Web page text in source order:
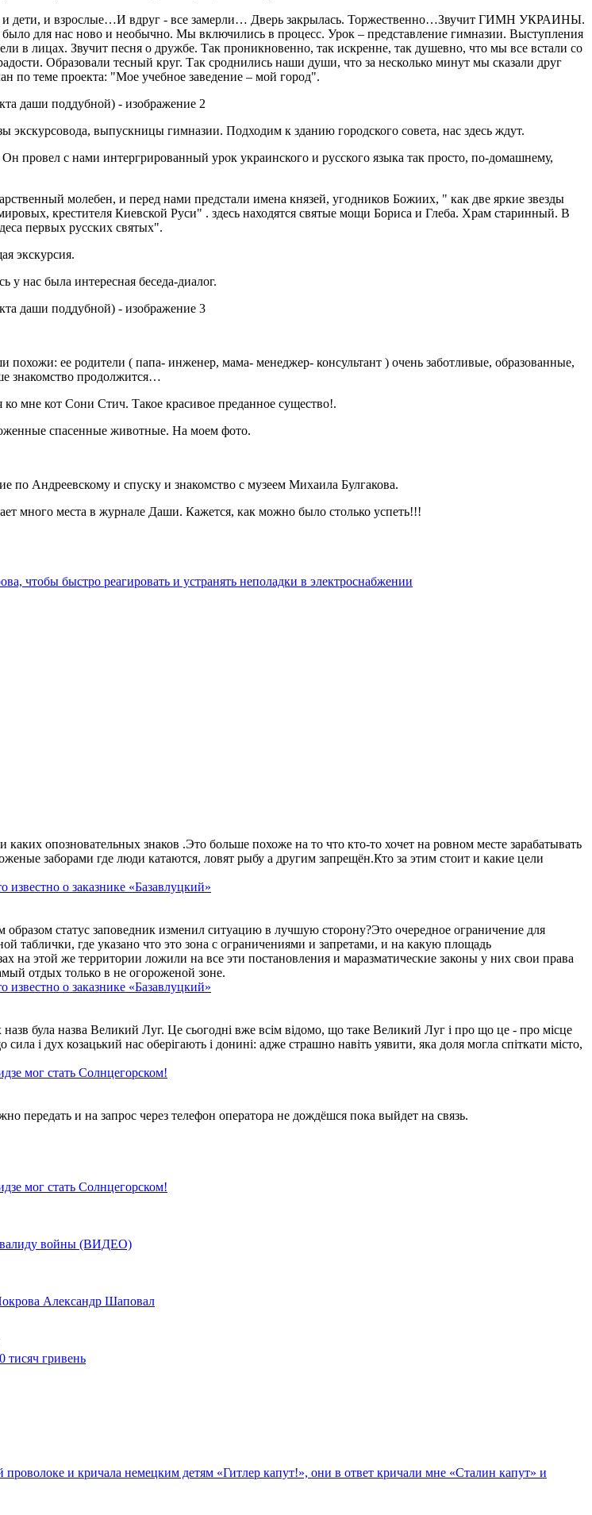
и дети, и взрослые…И вдруг - все замерли… Дверь закрылась. Торжественно…Звучит ГИМН УКРАИНЫ.
для нас ново и необычно. Мы включились в процесс. Урок – представление гимназии. Выступления
в лицах. Звучит песня о дружбе. Так проникновенно, так искренне, так душевно, что мы все встали со
Образовали тесный круг. Так сроднились наши души, что за несколько минут мы сказали друг
по теме проекта: "Мое учебное заведение – мой город".
выпускницы гимназии. Подходим к зданию городского совета, нас здесь ждут.
провел с нами интергрированный урок украинского и русского языка так просто, по-домашнему,
молебен, и перед нами предстали имена князей, угодников Божиих, " как две яркие звезды
крестителя Киевской Руси" . здесь находятся святые мощи Бориса и Глеба. Храм старинный. В
первых русских святых".
экскурсия.
у нас была интересная беседа-диалог.
ее родители ( папа- инженер, мама- менеджер- консультант ) очень заботливые, образованные,
знакомство продолжится…
мне кот Сони Стич. Такое красивое преданное существо!.
спасенные животные. На моем фото.
Андреевскому и спуску и знакомство с музеем Михаила Булгакова.
много места в журнале Даши. Кажется, как можно было столько успеть!!!
чтобы быстро реагировать и устранять неполадки в электроснабжении
опозновательных знаков .Это больше похоже на то что кто-то хочет на ровном месте зарабатывать
заборами где люди катаются, ловят рыбу а другим запрещён.Кто за этим стоит и какие цели
известно о заказнике «Базавлуцкий»
статус заповедник изменил ситуацию в лучшую сторону?Это очередное ограничение для
таблички, где указано что это зона с ограничениями и запретами, и на какую площадь
на этой же территории ложили на все эти постановления и маразматические законы у них свои права
отдых только в не огороженой зоне.
известно о заказнике «Базавлуцкий»
була назва Великий Луг. Це сьогодні вже всім відомо, що таке Великий Луг і про що це - про місце
і дух козацький нас оберігають і донині: адже страшно навіть уявити, яка доля могла спіткати місто,
мог стать Солнцегорском!
передать и на запрос через телефон оператора не дождёшся пока выйдет на связь.
мог стать Солнцегорском!
войны (ВИДЕО)
Александр Шаповал
тисяч гривень
и кричала немецким детям «Гитлер капут!», они в ответ кричали мне «Сталин капут» и